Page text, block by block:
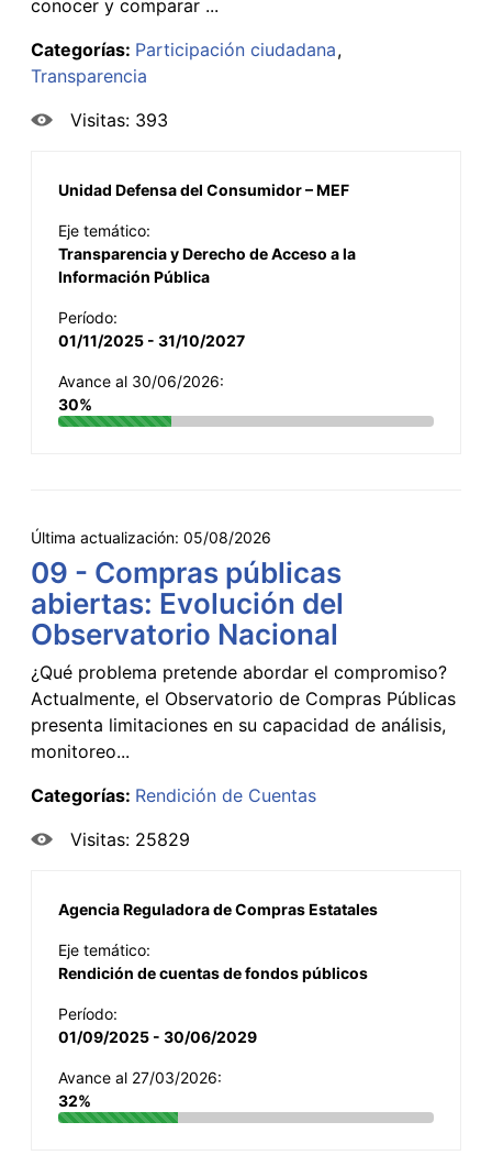
conocer y comparar ...
Categorías: Participación ciudadana
Transparencia
Visitas: 393
Unidad Defensa del Consumidor – MEF
Eje temático:
Transparencia y Derecho de Acceso a la
Información Pública
Período:
01/11/2025 - 31/10/2027
Avance al 30/06/2026:
30%
Última actualización: 05/08/2026
09 - Compras públicas
abiertas: Evolución del
Observatorio Nacional
¿Qué problema pretende abordar el compromiso?
Actualmente, el Observatorio de Compras Públicas
presenta limitaciones en su capacidad de análisis,
monitoreo...
Categorías: Rendición de Cuentas
Visitas: 25829
Agencia Reguladora de Compras Estatales
Eje temático:
Rendición de cuentas de fondos públicos
Período:
01/09/2025 - 30/06/2029
Avance al 27/03/2026:
32%